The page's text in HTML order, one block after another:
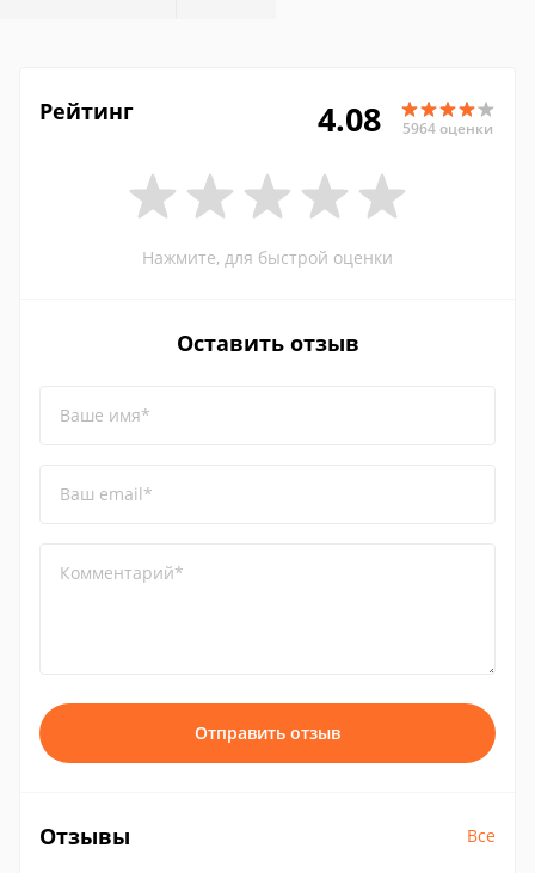
Рейтинг 4.08 5964 оценки
Нажмите, для быстрой оценки
Оставить отзыв
Ваше имя*
Ваш email*
Комментарий*
Отправить отзыв
Отзывы Все